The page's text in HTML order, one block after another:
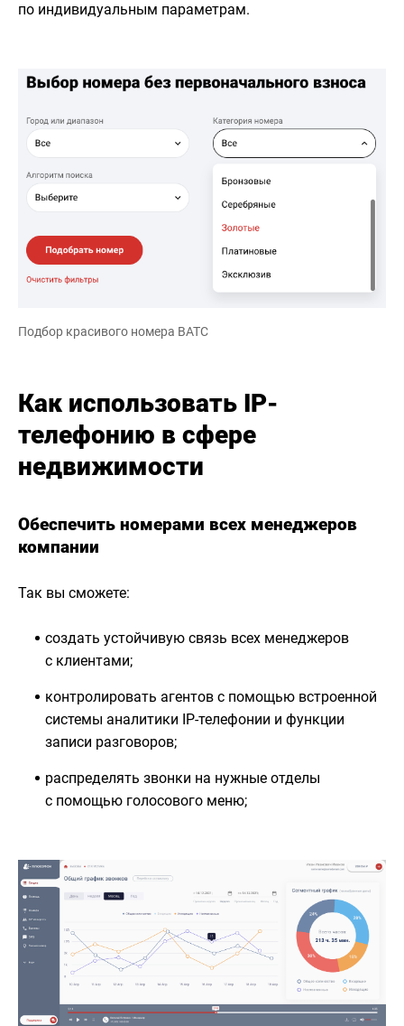
по индивидуальным параметрам.
Подбор красивого номера ВАТС
Как использовать IP-
телефонию в сфере
недвижимости
Обеспечить номерами всех менеджеров
компании
Так вы сможете:
создать устойчивую связь всех менеджеров
с клиентами;
контролировать агентов с помощью встроенной
системы аналитики IP-телефонии и функции
записи разговоров;
распределять звонки на нужные отделы
с помощью голосового меню;